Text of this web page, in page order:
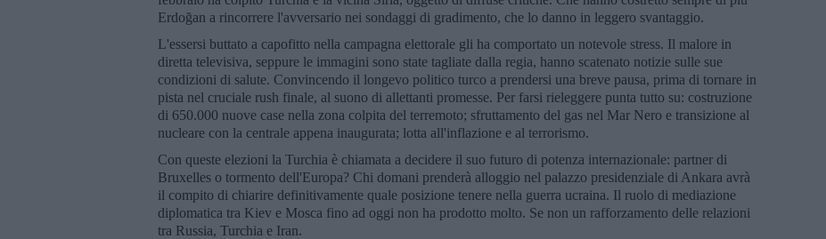
Erdoğan a rincorrere l'avversario nei sondaggi di gradimento, che lo danno in leggero svantaggio.
L'essersi buttato a capofitto nella campagna elettorale gli ha comportato un notevole stress. Il malore in
diretta televisiva, seppure le immagini sono state tagliate dalla regia, hanno scatenato notizie sulle sue
condizioni di salute. Convincendo il longevo politico turco a prendersi una breve pausa, prima di tornare in
pista nel cruciale rush finale, al suono di allettanti promesse. Per farsi rieleggere punta tutto su: costruzione
di 650.000 nuove case nella zona colpita del terremoto; sfruttamento del gas nel Mar Nero e transizione al
nucleare con la centrale appena inaugurata; lotta all'inflazione e al terrorismo.
Con queste elezioni la Turchia è chiamata a decidere il suo futuro di potenza internazionale: partner di
Bruxelles o tormento dell'Europa? Chi domani prenderà alloggio nel palazzo presidenziale di Ankara avrà
il compito di chiarire definitivamente quale posizione tenere nella guerra ucraina. Il ruolo di mediazione
diplomatica tra Kiev e Mosca fino ad oggi non ha prodotto molto. Se non un rafforzamento delle relazioni
tra Russia, Turchia e Iran.